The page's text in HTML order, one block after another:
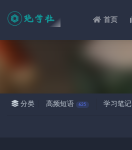
首页
分类 高频短语 625 学习笔记